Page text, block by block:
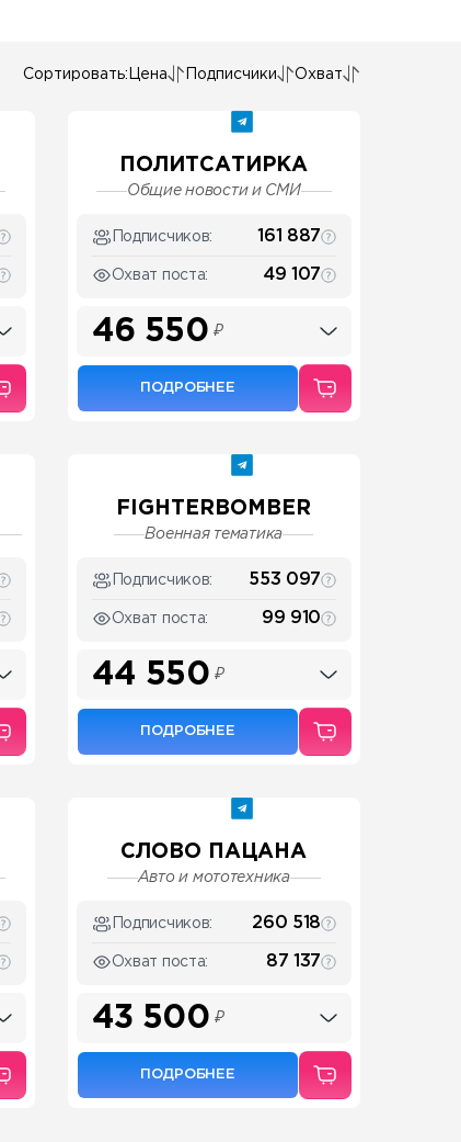
Сортировать: Цена Подписчики Охват
ПОЛИТСАТИРКА
Общие новости и СМИ
Подписчиков: 161 887
Охват поста: 49 107
46 550₽
ПОДРОБНЕЕ
FIGHTERBOMBER
Военная тематика
Подписчиков: 553 097
Охват поста: 99 910
44 550₽
ПОДРОБНЕЕ
СЛОВО ПАЦАНА
Авто и мототехника
Подписчиков: 260 518
Охват поста: 87 137
43 500₽
ПОДРОБНЕЕ